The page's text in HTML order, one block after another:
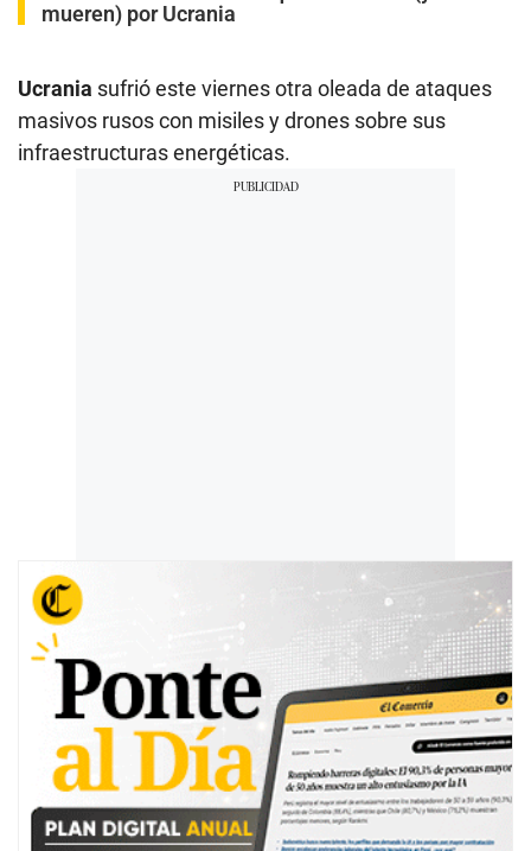
mueren) por Ucrania
Ucrania sufrió este viernes otra oleada de ataques
masivos rusos con misiles y drones sobre sus
infraestructuras energéticas.